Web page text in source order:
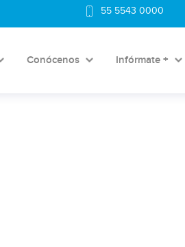
55 5543 0000
Conócenos Infórmate +